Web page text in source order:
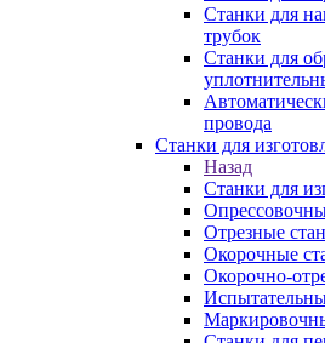
Станки для
трубок
Станки для
провода
Станки для
Назад
Станки для
Отрезные
Окорочные
Окорочно-